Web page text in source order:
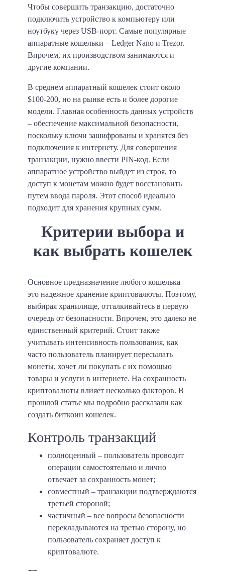
Чтобы совершить транзакцию, достаточно
подключить устройство к компьютеру или
ноутбуку через USB-порт. Самые популярные
аппаратные кошельки – Ledger Nano и Trezor.
Впрочем, их производством занимаются и
другие компании.
В среднем аппаратный кошелек стоит около
$100-200, но на рынке есть и более дорогие
модели. Главная особенность данных устройств
– обеспечение максимальной безопасности,
поскольку ключи зашифрованы и хранятся без
подключения к интернету. Для совершения
транзакции, нужно ввести PIN-код. Если
аппаратное устройство выйдет из строя, то
доступ к монетам можно будет восстановить
путем ввода пароля. Этот способ идеально
подходит для хранения крупных сумм.
Критерии выбора и
как выбрать кошелек
Основное предназначение любого кошелька –
это надежное хранение криптовалюты. Поэтому,
выбирая хранилище, отталкивайтесь в первую
очередь от безопасности. Впрочем, это далеко не
единственный критерий. Стоит также
учитывать интенсивность пользования, как
часто пользователь планирует пересылать
монеты, хочет ли покупать с их помощью
товары и услуги в интернете. На сохранность
криптовалюты влияет несколько факторов. В
прошлой статье мы подробно рассказали как
создать биткоин кошелек.
Контроль транзакций
полноценный – пользователь проводит
операции самостоятельно и лично
отвечает за сохранность монет;
совместный – транзакции подтверждаются
третьей стороной;
частичный – все вопросы безопасности
перекладываются на третью сторону, но
пользователь сохраняет доступ к
криптовалюте.